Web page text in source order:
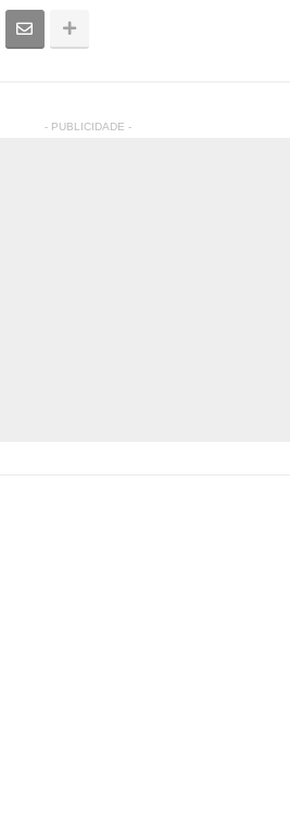
- PUBLICIDADE -